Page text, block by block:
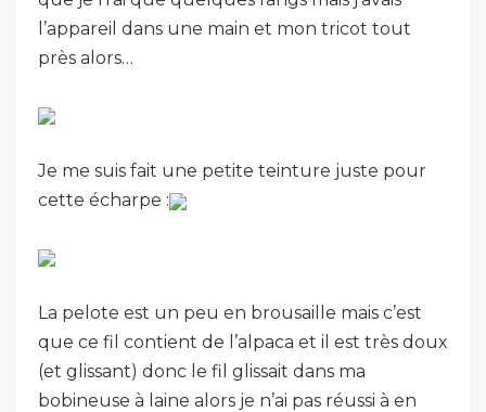
l’appareil dans une main et mon tricot tout
près alors…
Je me suis fait une petite teinture juste pour
cette écharpe :
La pelote est un peu en brousaille mais c’est
que ce fil contient de l’alpaca et il est très doux
(et glissant) donc le fil glissait dans ma
bobineuse à laine alors je n’ai pas réussi à en